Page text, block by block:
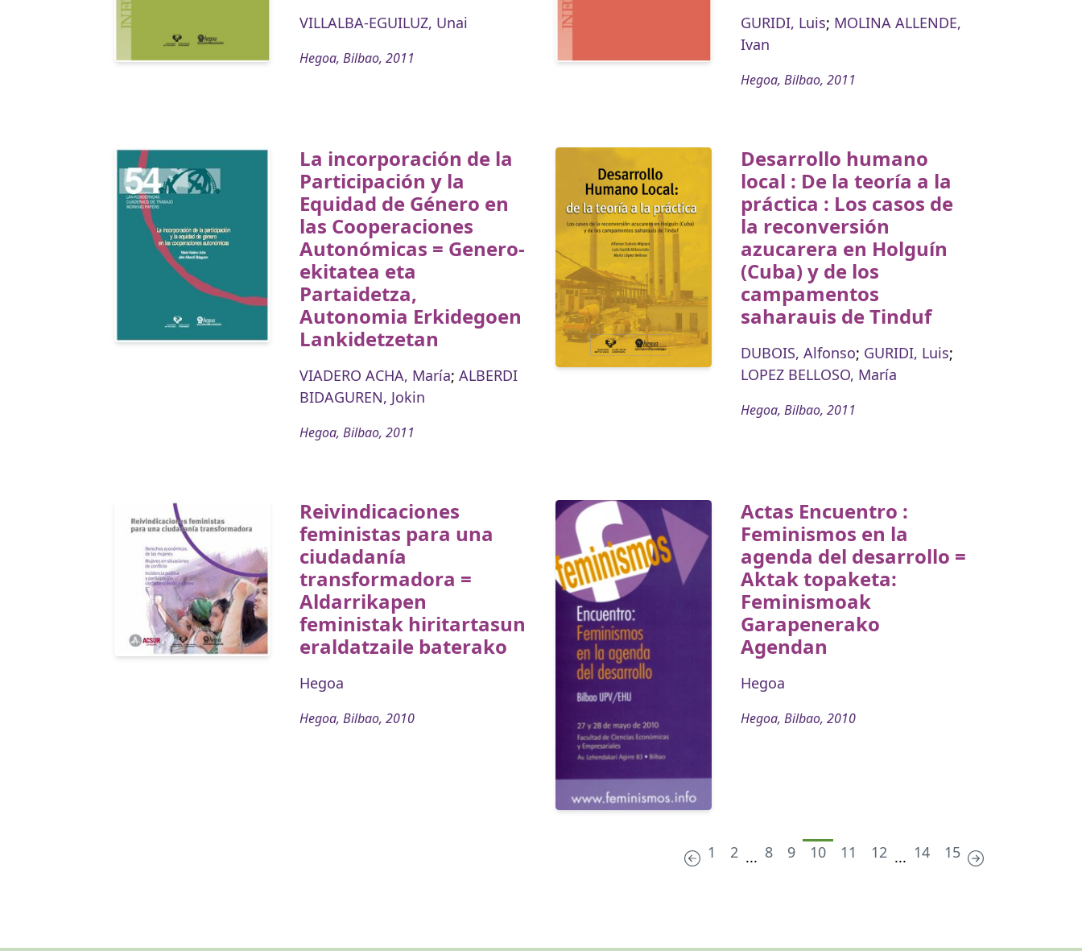
VILLALBA-EGUILUZ, Unai
Hegoa, Bilbao, 2011
GURIDI, Luis; MOLINA ALLENDE,
Ivan
Hegoa, Bilbao, 2011
La incorporación de la
Participación y la
Equidad de Género en
las Cooperaciones
Autonómicas = Genero-
ekitatea eta
Partaidetza,
Autonomia Erkidegoen
Lankidetzetan
VIADERO ACHA, María; ALBERDI
BIDAGUREN, Jokin
Hegoa, Bilbao, 2011
Desarrollo humano
local : De la teoría a la
práctica : Los casos de
la reconversión
azucarera en Holguín
(Cuba) y de los
campamentos
saharauis de Tinduf
DUBOIS, Alfonso; GURIDI, Luis;
LOPEZ BELLOSO, María
Hegoa, Bilbao, 2011
Reivindicaciones
feministas para una
ciudadanía
transformadora =
Aldarrikapen
feministak hiritartasun
eraldatzaile baterako
Hegoa
Hegoa, Bilbao, 2010
Actas Encuentro :
Feminismos en la
agenda del desarrollo =
Aktak topaketa:
Feminismoak
Garapenerako
Agendan
Hegoa
Hegoa, Bilbao, 2010
1 2 ... 8 9 10 11 12 ... 14 15